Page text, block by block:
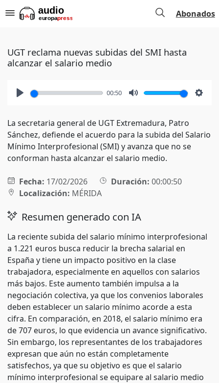
Abonados
UGT reclama nuevas subidas del SMI hasta
alcanzar el salario medio
00:50
La secretaria general de UGT Extremadura, Patro
Sánchez, defiende el acuerdo para la subida del Salario
Mínimo Interprofesional (SMI) y avanza que no se
conforman hasta alcanzar el salario medio.
Fecha: 17/02/2026 Duración: 00:00:50
Localización: MÉRIDA
Resumen generado con IA
La reciente subida del salario mínimo interprofesional
a 1.221 euros busca reducir la brecha salarial en
España y tiene un impacto positivo en la clase
trabajadora, especialmente en aquellos con salarios
más bajos. Este aumento también impulsa a la
negociación colectiva, ya que los convenios laborales
deben establecer un salario mínimo acorde a esta
cifra. En comparación, en 2018, el salario mínimo era
de 707 euros, lo que evidencia un avance significativo.
Sin embargo, los representantes de los trabajadores
expresan que aún no están completamente
satisfechos, ya que su objetivo es que el salario
mínimo interprofesional se equipare al salario medio